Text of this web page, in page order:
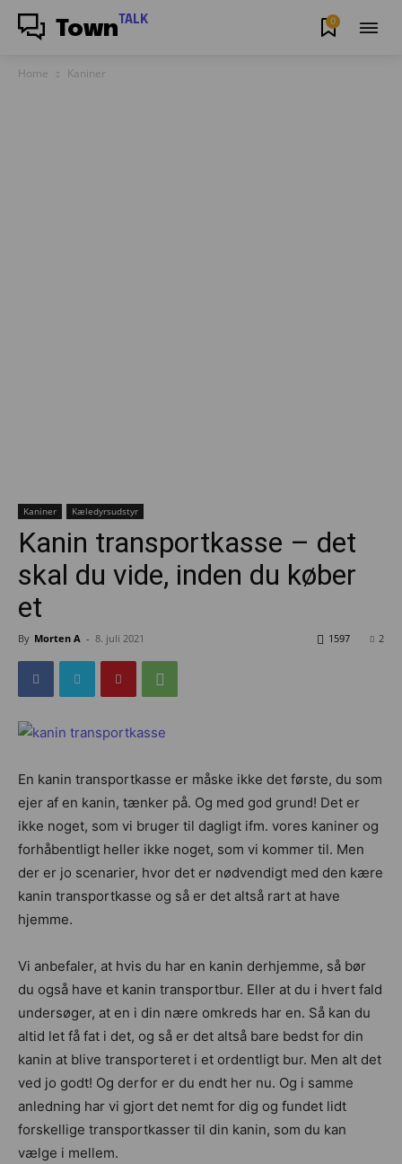
Town TALK 0
Home Kaniner
Kaniner Kæledyrsudstyr
Kanin transportkasse – det
skal du vide, inden du køber
et
By Morten A - 8. juli 2021 2
1597
En kanin transportkasse er måske ikke det første, du som
ejer af en kanin, tænker på. Og med god grund! Det er
ikke noget, som vi bruger til dagligt ifm. vores kaniner og
forhåbentligt heller ikke noget, som vi kommer til. Men
der er jo scenarier, hvor det er nødvendigt med den kære
kanin transportkasse og så er det altså rart at have
hjemme.
Vi anbefaler, at hvis du har en kanin derhjemme, så bør
du også have et kanin transportbur. Eller at du i hvert fald
undersøger, at en i din nære omkreds har en. Så kan du
altid let få fat i det, og så er det altså bare bedst for din
kanin at blive transporteret i et ordentligt bur. Men alt det
ved jo godt! Og derfor er du endt her nu. Og i samme
anledning har vi gjort det nemt for dig og fundet lidt
forskellige transportkasser til din kanin, som du kan
vælge i mellem.